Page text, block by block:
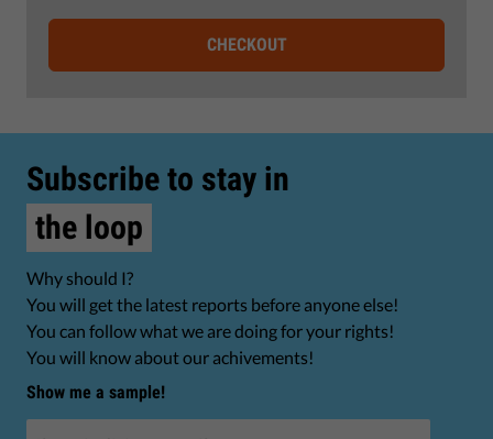
CHECKOUT
Subscribe to stay in
the loop
Why should I?
You will get the latest reports before anyone else!
You can follow what we are doing for your rights!
You will know about our achivements!
Show me a sample!